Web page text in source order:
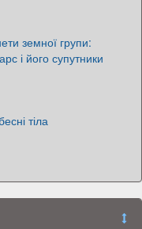
земної групи:
і його супутники
тіла